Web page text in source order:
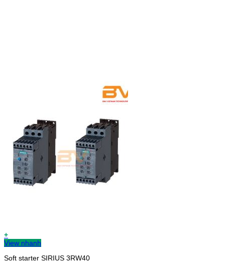
+
View nhanh
Soft starter SIRIUS 3RW40